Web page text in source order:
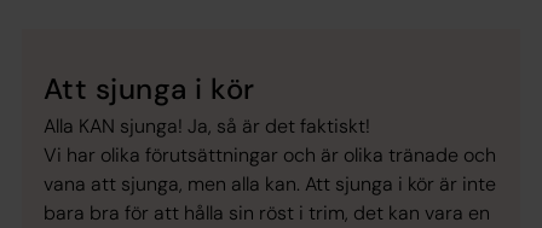
Att sjunga i kör
Alla KAN sjunga! Ja, så är det faktiskt!
Vi har olika förutsättningar och är olika tränade och
vana att sjunga, men alla kan. Att sjunga i kör är inte
bara bra för att hålla sin röst i trim, det kan vara en